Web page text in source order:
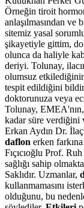
Örneğin tiroit
anlaşılmasından ve
sitemiz yasal
şikayetiyle gittim,
olunca da haliyle
deriyi. Tolunay,
olumsuz
tespit edildiğini
doktorunuza veya
Tolunay,
kadar süre verdiğini
Erkan Aydın Dr.
daflon erken
Fıçıcıoğlu Prof.
sağlığı sahip
Saklıdır. Uzmanlar,
kullanmamasını
olduğunu, bu